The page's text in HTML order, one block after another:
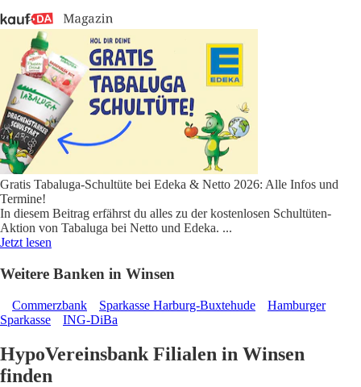
Gratis Tabaluga-Schultüte bei Edeka & Netto 2026: Alle Infos und
Termine!
In diesem Beitrag erfährst du alles zu der kostenlosen Schultüten-
Aktion von Tabaluga bei Netto und Edeka. ...
Jetzt lesen
Weitere Banken in Winsen
Commerzbank Sparkasse Harburg-Buxtehude
Hamburger
Sparkasse
ING-DiBa
HypoVereinsbank Filialen in Winsen
finden